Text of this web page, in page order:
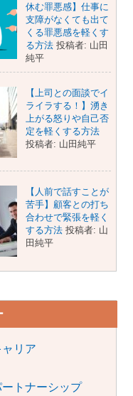
休む罪悪感】仕事に
支障がなくても出て
くる罪悪感を軽くす
る方法 投稿者: 山田
純平
【上司との面談でイ
ライラする！】湧き
上がる怒りや自己否
定を軽くする方法
投稿者: 山田純平
【人前で話すことが
苦手】顧客との打ち
合わせで緊張を軽く
する方法 投稿者: 山
田純平
リア
トナーシップ